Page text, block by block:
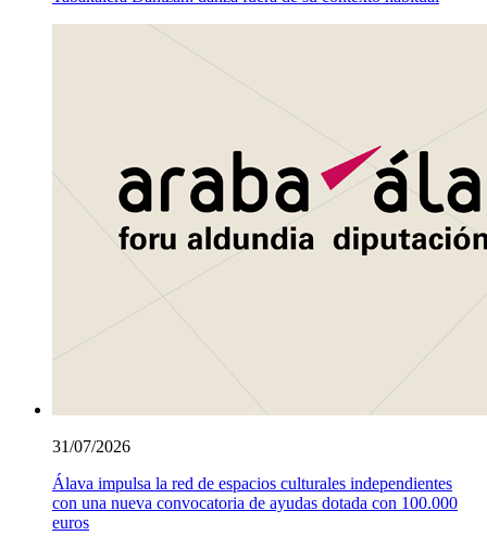
31/07/2026
Álava impulsa la red de espacios culturales independientes
con una nueva convocatoria de ayudas dotada con 100.000
euros